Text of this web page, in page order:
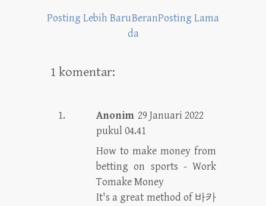
Posting Lebih Baru Posting Lama
Beran
da
1 komentar:
Anonim 29 Januari 2022
pukul 04.41
How to make money from
betting on sports - Work
Tomake Money
It's a great method of 바카